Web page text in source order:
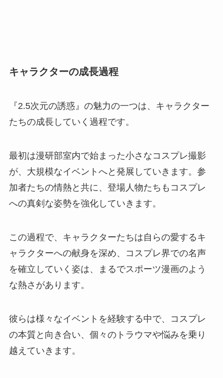
キャラクターの成長過程
『2.5次元の誘惑』の魅力の一つは、キャラクター
たちの成長していく過程です。
最初は漫研部室内で始まった小さなコスプレ撮影
が、大規模なイベントへと発展していきます。参
加者たちの情熱と共に、登場人物たちもコスプレ
への真剣な姿勢を強化していきます。
この過程で、キャラクターたちは自らの愛するキ
ャラクターへの献身を深め、コスプレ界での名声
を確立していく姿は、まるでスポーツ漫画のよう
な熱さがあります。
彼らは様々なイベントを経験する中で、コスプレ
の本質と向き合い、個々のトラウマや悩みを乗り
越えていきます。